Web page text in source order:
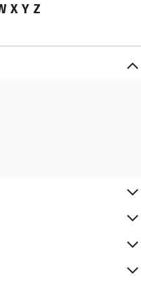
X Y Z